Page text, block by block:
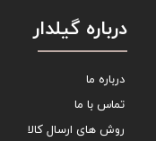
درباره گیلدار
درباره ما
تماس با ما
روش های ارسال کالا